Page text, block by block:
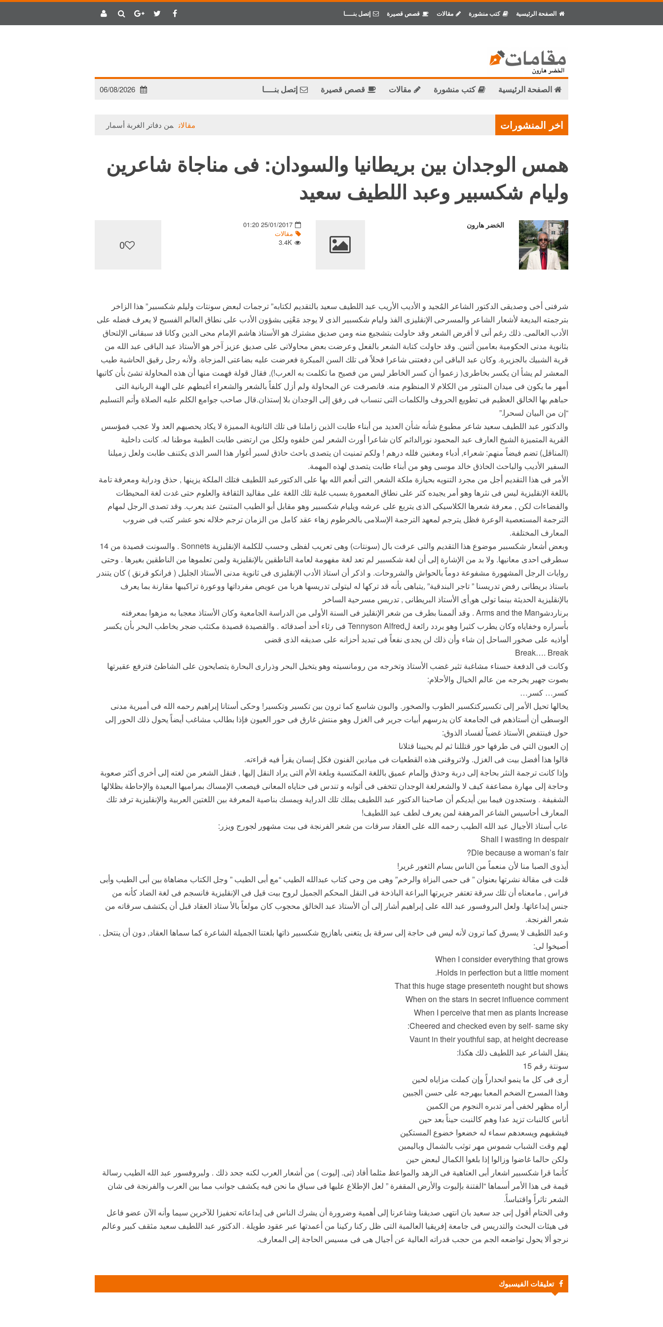
الصفحة الرئيسية كتب منشورة مقالات قصص قصيرة إتصل بنــــا
الصفحة الرئيسية كتب منشورة مقالات قصص قصيرة إتصل بنــــا 06/08/2026
اخر المنشورات مقالات من دفاتر الغربة أسمار (1)
همس الوجدان بين بريطانيا والسودان: فى مناجاة شاعرين
وليام شكسبير وعبد اللطيف سعيد
الخضر هارون
25/01/2017 01:20
مقالات
3.4K
0
شرفنى أخى وصديقى الدكتور الشاعر المُجيد و الأديب الأريب عبد اللطيف سعيد بالتقديم لكتابه” ترجمات لبعض سونتات وليلم شكسبير” هذا الزاخر
بترجمته البديعة لأشعار الشاعر والمسرحى الإنقليزى الفذ وليام شكسبير الذى لا يوجد مَعْنِى بشؤون الأدب على نطاق العالم الفسيح لا يعرف فضله على
الأدب العالمى. ذلك رغم أنى لا أقرض الشعر وقد حاولت بتشجيع منه ومن صديق مشترك هو الأستاذ هاشم الإمام محى الدين وكانا قد سبقانى الإلتحاق
بثانوية مدنى الحكومية بعامين أثنين. وقد حاولت كتابة الشعر بالفعل وعرضت بعض محاولاتى على صديق عزيز آخر هو الأستاذ عبد الباقى عبد الله من
قرية الشبيك بالجزيرة. وكان عبد الباقى ابن دفعتنى شاعرا فحلاً فى تلك السن المبكرة فعرضت عليه بضاعتى المزجاة. ولأنه رجل رقيق الحاشية طيب
المعشر لم يشأ ان يكسر بخاطرى( زعموا أن كسر الخاطر ليس من فصيح ما تكلمت به العرب!), فقال قولة فهمت منها أن هذه المحاولة تشئ بأن كاتبها
أمهر ما يكون فى ميدان المنثور من الكلام لا المنظوم منه. فانصرفت عن المحاولة ولم أزل كلفاً بالشعر والشعراء أغبطهم على الهبة الربانية التى
حباهم بها الخالق العظيم فى تطويع الحروف والكلمات التى تنساب فى رفق إلى الوجدان بلا إستذان.قال صاحب جوامع الكلم عليه الصلاة وأتم التسليم
“إن من البيان لسحرا.”
والدكتور عبد اللطيف سعيد شاعر مطبوع شأنه شأن العديد من أبناء طابت الذين زاملنا فى تلك الثانوية المميزة لا يكاد يحصيهم العد ولا عجب فمؤسس
القرية المتميزة الشيخ العارف عبد المحمود نورالدائم كان شاعرا أورث الشعر لمن خلفوه ولكل من ارتضى طابت الطيبة موطنا له. كانت داخلية
(المناقل) تضم فيضاً منهم: شعراء, أدباء ومغنين فلله درهم ! ولكم تمنيت ان يتصدى باحث حاذق لسبر أغوار هذا السر الذى يكتنف طابت ولعل زميلنا
السفير الأديب والباحث الحاذق خالد موسى وهو من أبناء طابت يتصدى لهذه المهمة.
الأمر فى هذا التقديم أجل من مجرد التنويه بحيازة ملكة الشعر, التى أنعم الله بها على الدكتورعبد اللطيف فتلك الملكة يزينها , حذق ودراية ومعرفة تامة
باللغة الإنقليزية ليس فى نثرها وهو أمر يجيده كثر على نطاق المعمورة بسبب غلبة تلك اللغة على مقاليد الثقافة والعلوم حتى غدت لغة المحيطات
والفضاءات لكن , معرفة شعرها الكلاسيكى الذى يتربع على عرشه ويليام شكسبير وهو مقابل أبو الطيب المتنبئ عند يعرب. وقد تصدى الرجل لمهام
الترجمة المستعصية الوعرة فظل يترجم لمعهد الترجمة الإسلامى بالخرطوم زهاء عقد كامل من الزمان ترجم خلاله نحو عشر كتب فى ضروب
المعارف المختلفة.
وبعض أشعار شكسبير موضوع هذا التقديم والتى عرفت بال (سونتات) وهى تعريب لفظى وحسب للكلمة الإنقليزية Sonnets . والسونت قصيدة من 14
سطرفى احدى معانيها. ولا بد من الإشارة إلى أن لغة شكسبير لم تعد لغة مفهومة لعامة الناطقين بالإنقليزية ولمن تعلموها من الناطقين بغيرها . وحتى
روايات الرجل المشهورة مشفوعة دوماً بالحواش والشروحات. و اذكر أن استاذ الأدب الإنقليزى فى ثانوية مدنى الأستاذ الجليل ( فرانكو قرنق ) كان يتندر
باستاذ بريطانى رفض تدريسنا ” تاجر البندقية” ,يتباهى بأنه قد تركها له ليتولى تدريسها هربا من عويص مفرداتها ووعورة تراكيبها مقارنة بما يعرف
بالإنقليزية الحديثة بينما تولى هو,أى الأستاذ البريطانى , تدريس مسرحية الساخر
برناردشوArms and the Man . وقد ألممنا بطرف من شعر الإنقليز فى السنة الأولى من الدراسة الجامعية وكان الأستاذ معجبا به مزهوا بمعرفته
بأسراره وخفاياه وكان يطرب كثيرا وهو يردد رائعة لTennyson Alfred فى رثاء أحد أصدقائه . والقصيدة قصيدة مكتئب ضجر يخاطب البحر بأن يكسر
أواذيه على صخور الساحل إن شاء وأن ذلك لن يجدى نفعاً فى تبديد أحزانه على صديقه الذى قضى
Break…. Break
وكانت فى الدفعة حسناء مشاغبة تثير غضب الأستاذ وتخرجه من رومانسيته وهو يتخيل البحر وذرارى البحارة يتصايحون على الشاطئ فترفع عقيرتها
بصوت جهير يخرجه من عالم الخيال والأحلام:
كسر… كسر…
يخالها تحيل الأمر إلى تكسيركتكسير الطوب والصخور. والبون شاسع كما ترون بين تكسير وتكسير! وحكى أستانا إبراهيم رحمه الله فى أميرية مدنى
الوسطى أن أستاذهم فى الجامعة كان يدرسهم أبيات جرير فى الغزل وهو منتش غارق فى حور العيون فإذا بطالب مشاغب أيضاً يحول ذلك الحور إلى
حول فينتفض الأستاذ غضباً لفساد الذوق:
إن العيون التي فى طرفها حور قتللنا ثم لم يحيينا قتلانا
قالوا هذا أفضل بيت فى الغزل. ولاتروقنى هذه القطعيات فى ميادين الفنون فكل إنسان يقرأ فيه قراءته.
وإذا كانت ترجمة النثر بحاجة إلى دربة وحذق وإلمام عميق باللغة المكتسبة وبلغة الأم التى يراد النقل إليها , فنقل الشعر من لغته إلى أخرى أكثر صعوبة
وحاجة إلى مهارة مضاعفة كيف لا والشعرلغة الوجدان تتخفى فى أثوابه و تندس فى حناياه المعانى فيصعب الإمساك بمراميها البعيدة والإحاطة بظلالها
الشفيفة . وستجدون فيما بين أيديكم أن صاحبنا الدكتور عبد اللطيف يملك تلك الدراية ويمسك بناصية المعرفة بين اللغتين العربية والإنقليزية ترفد تلك
المعارف أحاسيس الشاعر المرهفة لمن يعرف لطف عبد اللطيف!
عاب أستاذ الأجيال عبد الله الطيب رحمه الله على العقاد سرقات من شعر الفرنجة فى بيت مشهور لجورج ويزر:
Shall I wasting in despair
Die because a woman’s fair?
أيذوى الصبا منا لأن منعماً من الناس بسام الثغور غرير!
قلت فى مقالة نشرتها بعنوان ” فى حمى البزاة والرخم” وهى من وحى كتاب عبدالله الطيب “مع أبى الطيب ” وجل الكتاب مضاهاة بين أبى الطيب وأبى
فراس , مامعناه أن تلك سرقة تغتفر جريرتها البراعة الباذخة فى النقل المحكم الجميل لروح بيت قيل فى الإنقليزية فانسجم فى لغة الضاد كأنه من
جنس إبداعاتها. ولعل البروفسور عبد الله على إبراهيم أشار إلى أن الأستاذ عبد الخالق محجوب كان مولعاً بالأ ستاذ العقاد قبل أن يكتشف سرقاته من
شعر الفرنجة.
وعبد اللطيف لا يسرق كما ترون لأنه ليس فى حاجة إلى سرقة بل يتغنى باهازيج شكسبير ذاتها بلغتنا الجميلة الشاعرة كما سماها العقاد, دون أن ينتحل .
أصيخوا لى:
When I consider everything that grows
Holds in perfection but a little moment.
That this huge stage presenteth nought but shows
When on the stars in secret influence comment
When I perceive that men as plants Increase
Cheered and checked even by self- same sky:
Vaunt in their youthful sap, at height decrease
ينقل الشاعر عبد اللطيف ذلك هكذا:
سونتة رقم 15
أرى فى كل ما ينمو انحداراً وإن كملت مزاياه لحين
وهذا المسرح الضخم المعبا ببهرجه على حسن الجبين
أراه مظهر لخفى أمر تدبره النجوم من الكمين
أناس كالنبات تزيد عدا وهم كالنبت حيناً بعد حين
فيشقيهم ويسعدهم سماء له خضعوا خضوع المستكين
لهم وقت الشباب شموس مهر توثب بالشمال وباليمين
ولكن حالما غاضوا وزالوا إذا بلغوا الكمال لبعض حين
كأنما قرا شكسبير اشعار أبى العتاهية فى الزهد والمواعظ مثلما أفاد (تى. إليوت ) من أشعار العرب لكنه جحد ذلك . ولبروفسور عبد الله الطيب رسالة
قيمة فى هذا الأمر أسماها “الفتنة بإليوت والأرض المقفرة ” لعل الإطلاع عليها فى سياق ما نحن فيه يكشف جوانب مما بين العرب والفرنجة فى شان
الشعر تاثراً واقتباساً.
وفى الختام أقول إنى جد سعيد بان انتهى صديقنا وشاعرنا إلى أهمية وضرورة أن يشرك الناس فى إبداعاته تحفيزا للآخرين سيما وأنه الآن عضو فاعل
فى هيئات البحث والتدريس فى جامعة إفريقيا العالمية التى ظل ركنا ركينا من أعمدتها عبر عقود طويلة . الدكتور عبد اللطيف سعيد مثقف كبير وعالم
نرجو ألا يحول تواضعه الجم من حجب قدراته العالية عن أجيال هى فى مسيس الحاجة إلى المعارف.
تعليقات الفيسبوك